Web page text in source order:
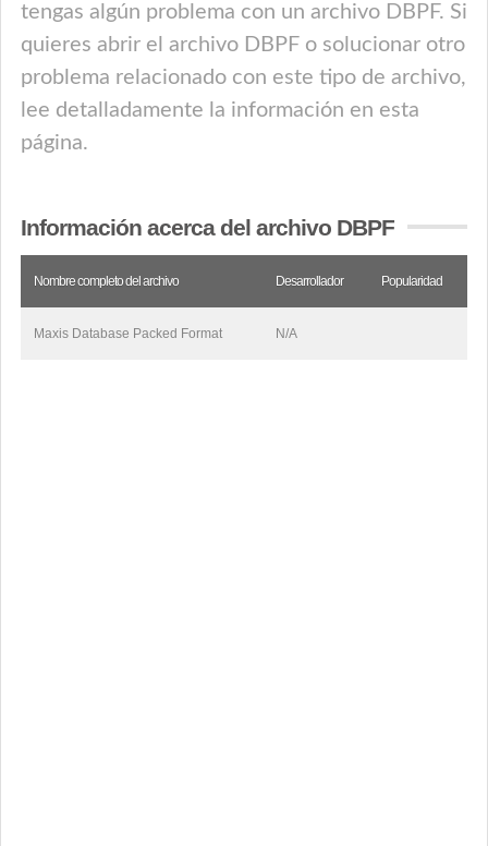
tengas algún problema con un archivo DBPF. Si
quieres abrir el archivo DBPF o solucionar otro
problema relacionado con este tipo de archivo,
lee detalladamente la información en esta
página.
Información acerca del archivo DBPF
Nombre completo del archivo Desarrollador Popularidad
Maxis Database Packed Format N/A